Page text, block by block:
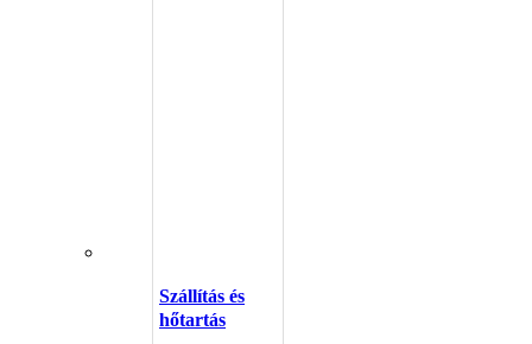
Szállítás és
hőtartás